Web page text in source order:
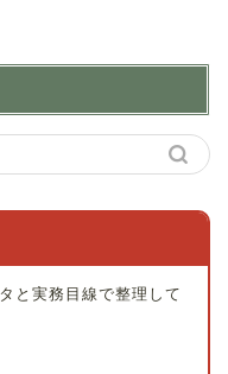
と実務目線で整理して